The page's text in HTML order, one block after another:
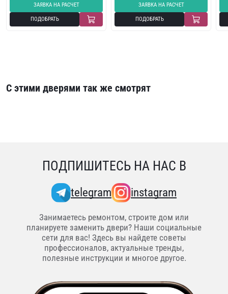
ЗАЯВКА НА РАСЧЕТ
ПОДОБРАТЬ
ЗАЯВКА НА РАСЧЕТ
ПОДОБРАТЬ
С этими дверями так же смотрят
ПОДПИШИТЕСЬ НА НАС В
telegram instagram
Занимаетесь ремонтом, строите дом или
планируете заменить двери? Наши социальные
сети для вас! Здесь вы найдете советы
профессионалов, актуальные тренды,
полезные инструкции и многое другое.